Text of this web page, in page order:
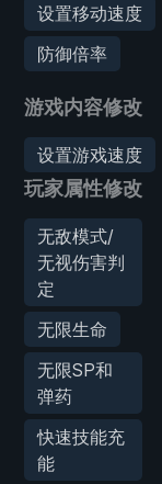
设置移动速度
防御倍率
游戏内容修改
设置游戏速度
玩家属性修改
无敌模式/
无视伤害判
定
无限生命
无限SP和
弹药
快速技能充
能